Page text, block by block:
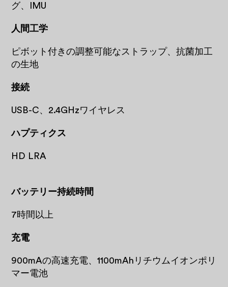
グ、IMU
人間工学
ピボット付きの調整可能なストラップ、抗菌加工
の生地
接続
USB-C、2.4GHzワイヤレス
ハプティクス
HD LRA
バッテリー持続時間
7時間以上
充電
900mAの高速充電、1100mAhリチウムイオンポリ
マー電池